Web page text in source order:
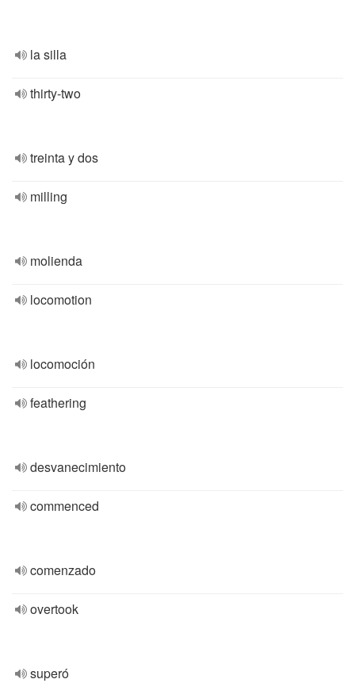
la silla
thirty-two
treinta y dos
milling
molienda
locomotion
locomoción
feathering
desvanecimiento
commenced
comenzado
overtook
superó